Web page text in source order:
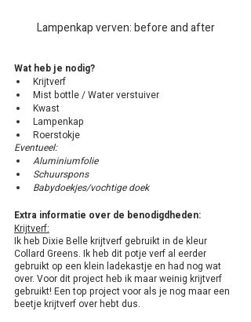
Lampenkap verven: before and after
Wat heb je nodig?
Krijtverf
Mist bottle / Water verstuiver
Kwast
Lampenkap
Roerstokje
Eventueel:
Aluminiumfolie
Schuurspons
Babydoekjes/vochtige doek
Extra informatie over de benodigdheden:
Krijtverf:
Ik heb Dixie Belle krijtverf gebruikt in de kleur
Collard Greens. Ik heb dit potje verf al eerder
gebruikt op een klein ladekastje en had nog wat
over. Voor dit project heb ik maar weinig krijtverf
gebruikt! Een top project voor als je nog maar een
beetje krijtverf over hebt dus.